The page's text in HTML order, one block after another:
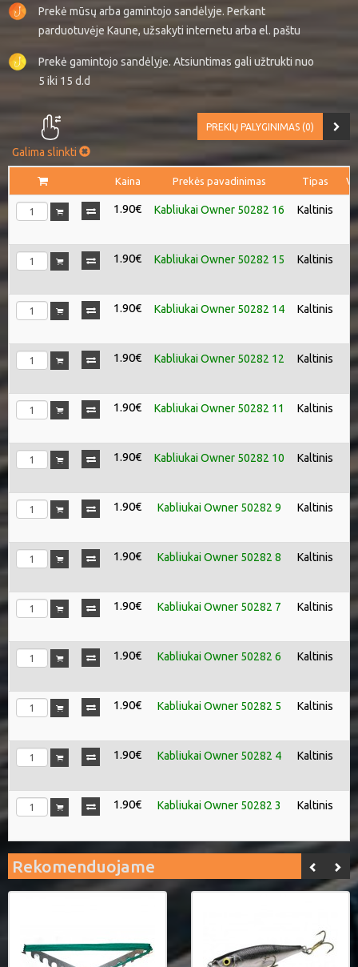
Prekė mūsų arba gamintojo sandėlyje. Perkant
parduotuvėje Kaune, užsakyti internetu arba el. paštu
Prekė gamintojo sandėlyje. Atsiuntimas gali užtrukti nuo
5 iki 15 d.d
PREKIŲ PALYGINIMAS (0)
Galima slinkti
Kaina Prekės pavadinimas Tipas
1.90€ Kabliukai Owner 50282 16 Kaltinis
1.90€ Kabliukai Owner 50282 15 Kaltinis
1.90€ Kabliukai Owner 50282 14 Kaltinis
1.90€ Kabliukai Owner 50282 12 Kaltinis
1.90€ Kabliukai Owner 50282 11 Kaltinis
1.90€ Kabliukai Owner 50282 10 Kaltinis
1.90€ Kabliukai Owner 50282 9 Kaltinis
1.90€ Kabliukai Owner 50282 8 Kaltinis
1.90€ Kabliukai Owner 50282 7 Kaltinis
1.90€ Kabliukai Owner 50282 6 Kaltinis
1.90€ Kabliukai Owner 50282 5 Kaltinis
1.90€ Kabliukai Owner 50282 4 Kaltinis
1.90€ Kabliukai Owner 50282 3 Kaltinis
Rekomenduojame